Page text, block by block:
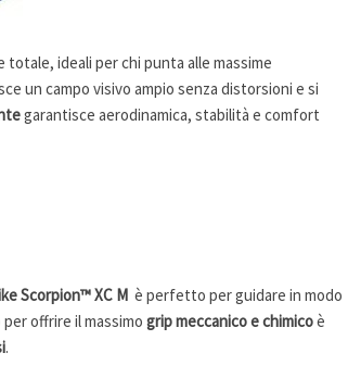
ideali per chi punta alle massime
un campo visivo ampio senza distorsioni e si
garantisce aerodinamica, stabilità e comfort
Scorpion™ XC M è perfetto per guidare in modo
offrire il massimo grip meccanicoe chimicoè
.